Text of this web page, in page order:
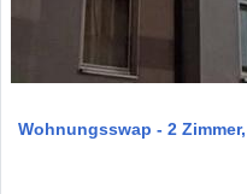
Wohnungsswap - 2